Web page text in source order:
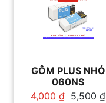
GÔM PLUS NHỎ
060NS
5,500₫
Giá
4,000₫ Giá